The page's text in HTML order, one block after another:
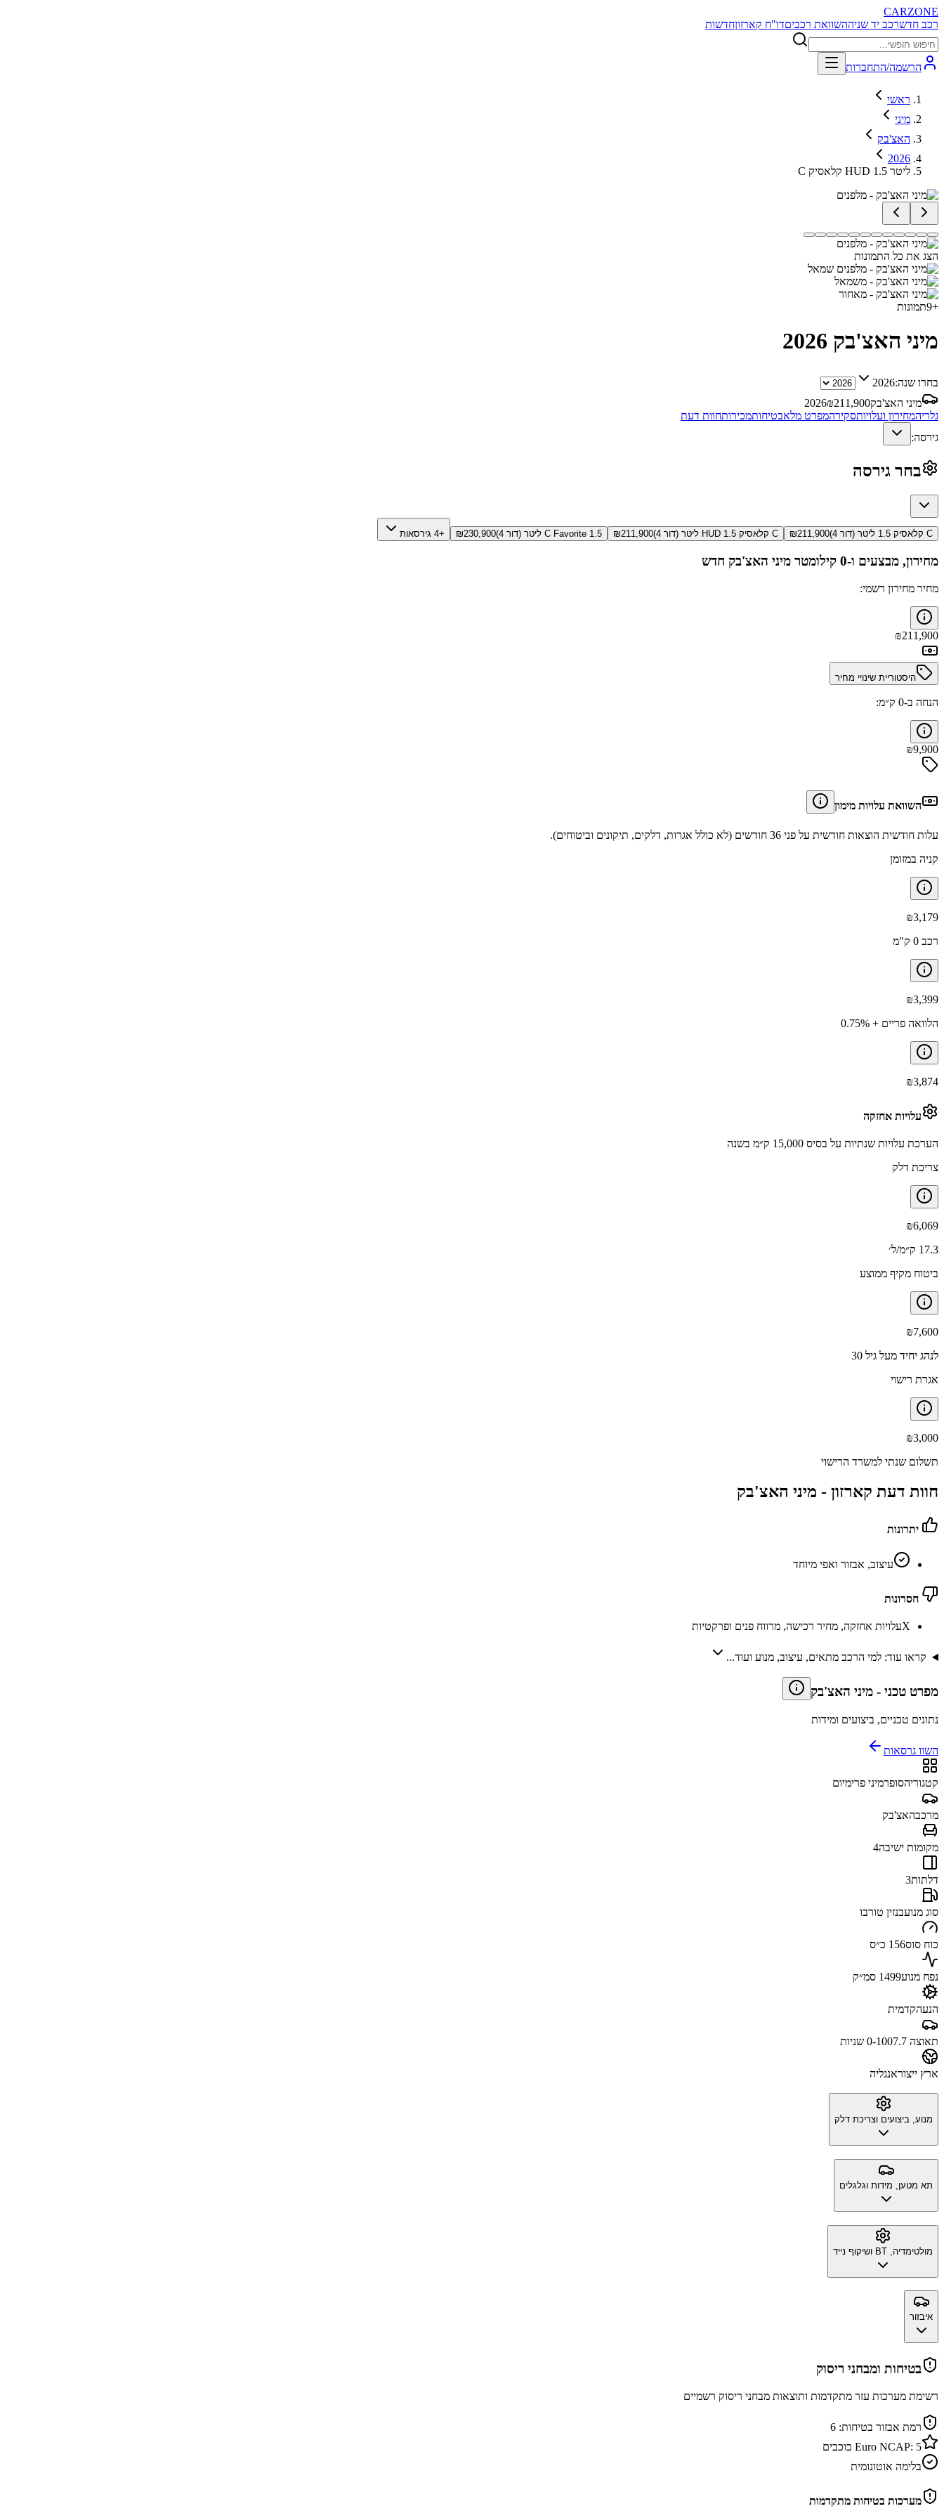
CARZONE
רכב חדשרכב יד שניההשוואת רכביםדו"ח קארזוןחדשות
הרשמה/התחברות
ראשי
מיני
האצ'בק
2026
C קלאסיק HUD 1.5 ליטר
הצג את כל התמונות
+
9תמונות
מיני האצ'בק 2026
בחרו שנה:2026
מיני האצ'בק
2026₪211,900
גלריהמחירון ועלויותסקירהמפרט מלאבטיחותמכירותחוות דעת
גירסה:
בחר גירסה
C קלאסיק 1.5 ליטר (דור 4) ₪211,900 C קלאסיק HUD 1.5 ליטר (דור 4) ₪211,900 C Favorite 1.5 ליטר (דור 4) ₪230,900 +4 גירסאות
מחירון, מבצעים ו-0 קילומטר מיני האצ'בק חדש
מחיר מחירון רשמי:
₪211,900
היסטוריית שינויי מחיר
הנחה ב-0 ק״מ:
₪9,900
השוואת עלויות מימון
עלות חודשית הוצאות חודשית על פני 36 חודשים (לא כולל אגרות, דלקים, תיקונים וביטוחים).
קניה במזומן
₪3,179
רכב 0 ק"מ
₪3,399
הלוואה פריים + 0.75%
₪3,874
עלויות אחזקה
הערכת עלויות שנתיות על בסיס 15,000 ק״מ בשנה
צריכת דלק
₪6,069
17.3 ק״מ/ל׳
ביטוח מקיף ממוצע
₪7,600
לנהג יחיד מעל גיל 30
אגרת רישוי
₪3,000
תשלום שנתי למשרד הרישוי
חוות דעת קארזון - מיני האצ'בק
יתרונות
עיצוב, אבזור ואפי מיוחד
חסרונות
Xעלויות אחזקה, מחיר רכישה, מרווח פנים ופרקטיות
קראו עוד: למי הרכב מתאים, עיצוב, מנוע ועוד...
מפרט טכני - מיני האצ'בק
נתונים טכניים, ביצועים ומידות
השוו גרסאות
קטגוריהסופרמיני פרימיום
מרכבהאצ'בק
מקומות ישיבה4
דלתות3
סוג מנועבנזין טורבו
כוח סוס156 כ״ס
נפח מנוע1499 סמ״ק
הנעהקדמית
תאוצה 0-100 7.7 שניות
ארץ ייצוראנגליה
מנוע, ביצועים וצריכת דלק
תא מטען, מידות וגלגלים
מולטימדיה, BT ושיקוף נייד
איבזור
בטיחות ומבחני ריסוק
רשימת מערכות עזר מתקדמות ותוצאות מבחני ריסוק רשמיים
רמת אבזור בטיחות: 6
Euro NCAP: 5
כוכבים
בלימה אוטונומית
מערכות בטיחות מתקדמות